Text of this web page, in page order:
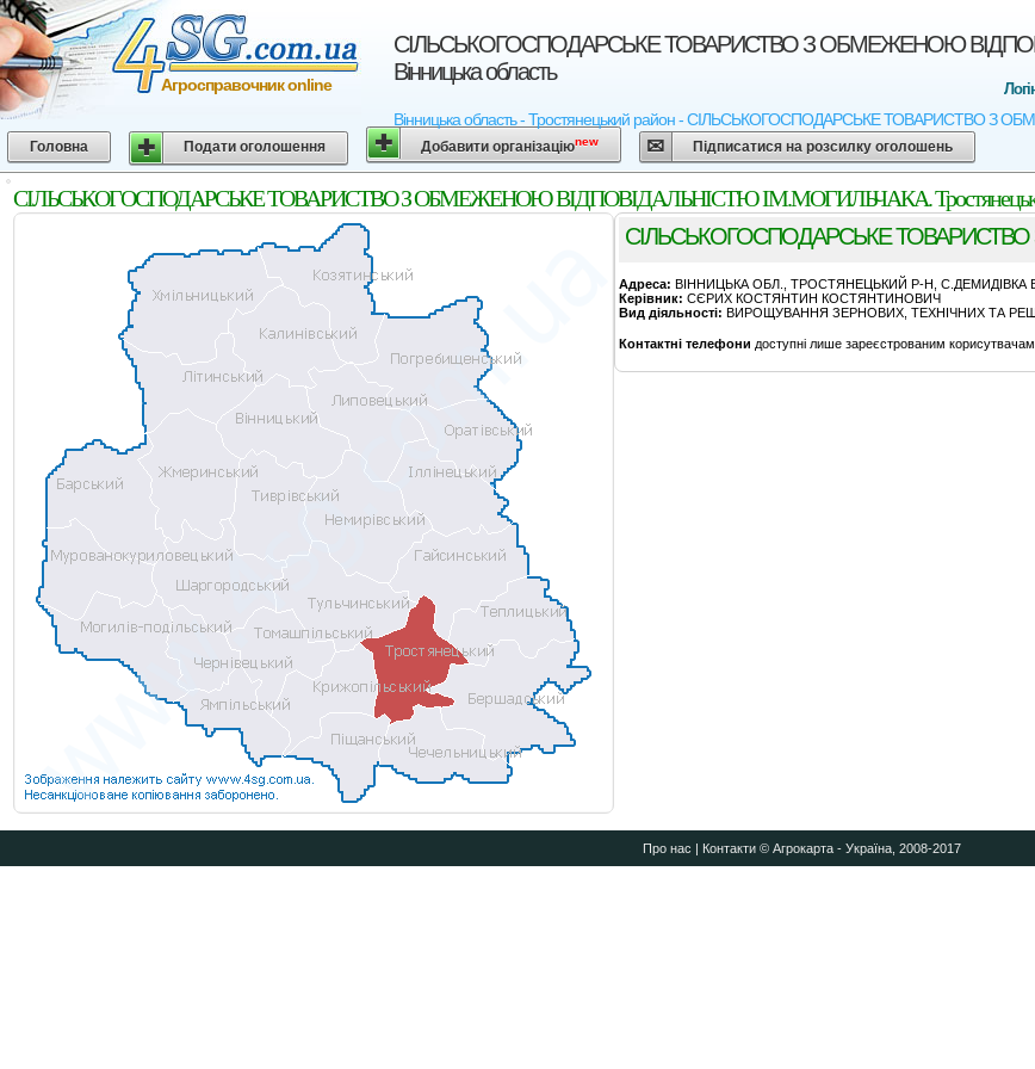
СIЛЬСЬКОГОСПОДАРСЬКЕ ТОВАРИСТВО З ОБМЕЖЕНОЮ
Вінницька область
Вінницька область - Тростянецький район - СIЛЬСЬКОГОСПОДАРСЬКЕ ТОВАРИСТВО
Агросправочник online
Головна Подати оголошення Добавити організаціюnew Підписатися на розсилку оголошень
СIЛЬСЬКОГОСПОДАРСЬКЕ ТОВАРИСТВО З ОБМЕЖЕНОЮ ВIДПОВIДАЛЬНIСТЮ IМ.МОГИЛЬЧАКА. Тростянецький
СIЛЬСЬКОГОСПОДАРСЬКЕ
Адреса: ВIННИЦЬКА ОБЛ., ТРОСТЯНЕЦЬКИЙ Р-Н, С.ДЕМИДIВКА
Керівник: СЄРИХ КОСТЯНТИН КОСТЯНТИНОВИЧ
Вид діяльності: ВИРОЩУВАННЯ ЗЕРНОВИХ, ТЕХНІЧНИХ ТА
Контактні телефони доступні лише зареєстрованим
Про нас | Контакти© Агрокарта - Україна, 2008-2017